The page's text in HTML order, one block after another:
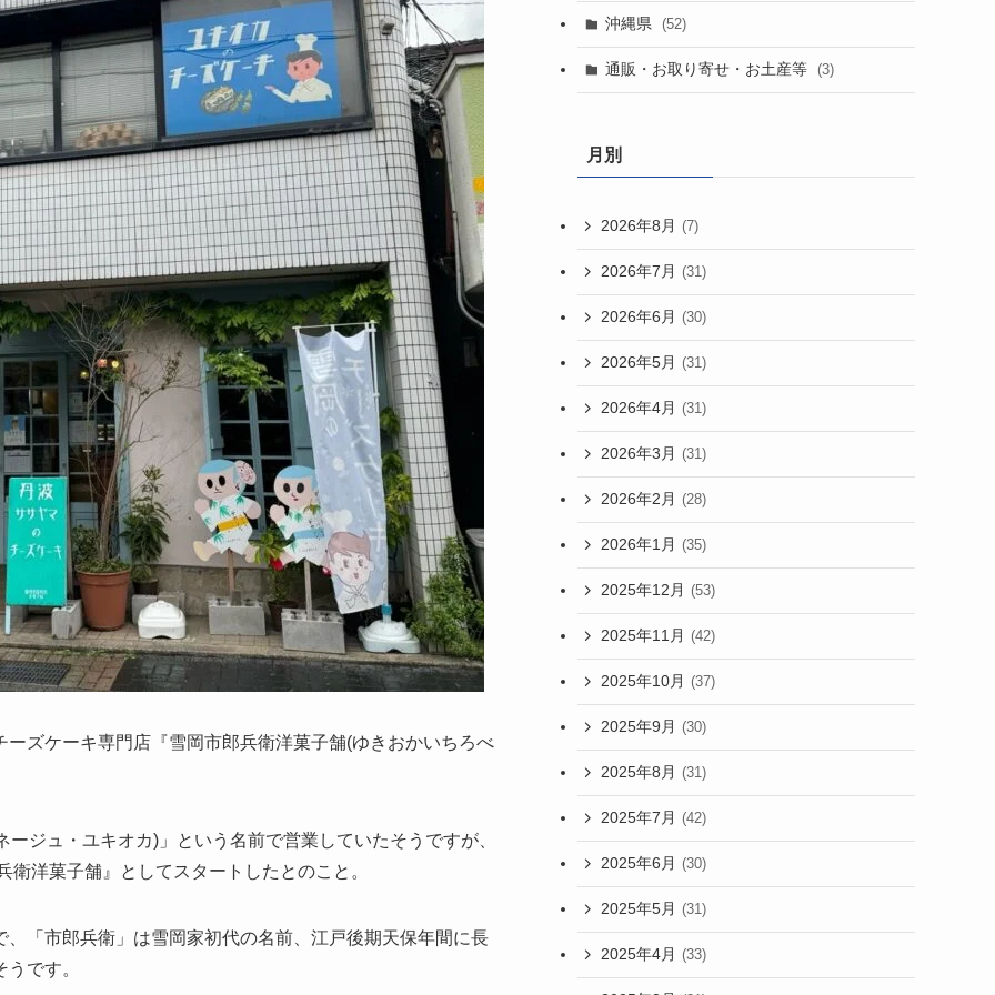
ズケーキ専門店『雪岡市郎兵衛洋菓子舗(ゆきおかいちろべ
ジュ・ユキオカ)」という名前で営業していたそうですが、
洋菓子舗』としてスタートしたとのこと。
「市郎兵衛」は雪岡家初代の名前、江戸後期天保年間に長
です。
沖縄県 (52)
通販・お取り寄せ・お土産等 (3)
月別
2026年8月 (7)
2026年7月 (31)
2026年6月 (30)
2026年5月 (31)
2026年4月 (31)
2026年3月 (31)
2026年2月 (28)
2026年1月 (35)
2025年12月 (53)
2025年11月 (42)
2025年10月 (37)
2025年9月 (30)
2025年8月 (31)
2025年7月 (42)
2025年6月 (30)
2025年5月 (31)
2025年4月 (33)